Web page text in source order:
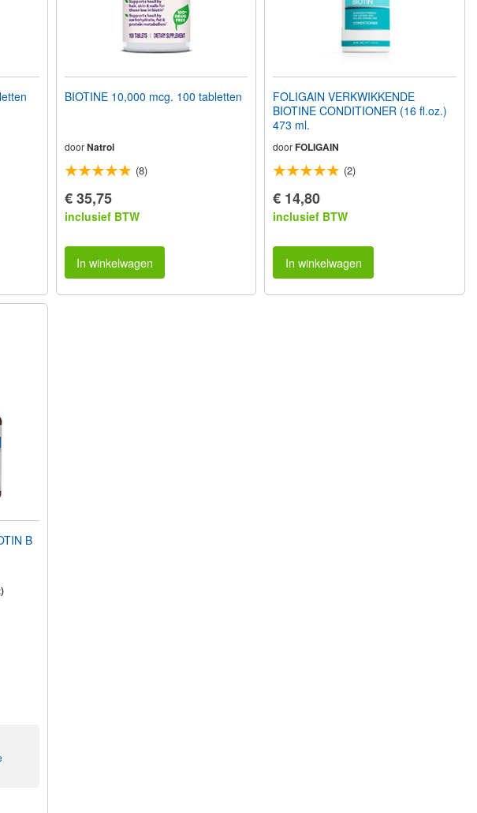
BIOTINE 10,000 mcg. 100 tabletten
door Natrol
(8)
€ 35,75
inclusief BTW
In winkelwagen
FOLIGAIN VERKWIKKENDE
BIOTINE CONDITIONER (16 fl.oz.)
473 ml.
doorFOLIGAIN
(2)
€ 14,80
inclusief BTW
In winkelwagen
B